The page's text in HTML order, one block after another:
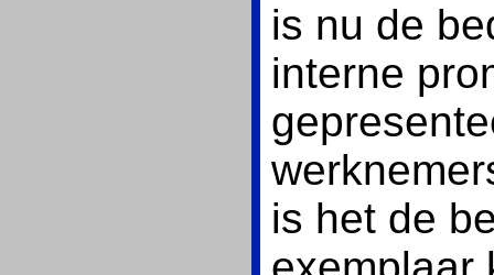
is nu de
interne
is het de